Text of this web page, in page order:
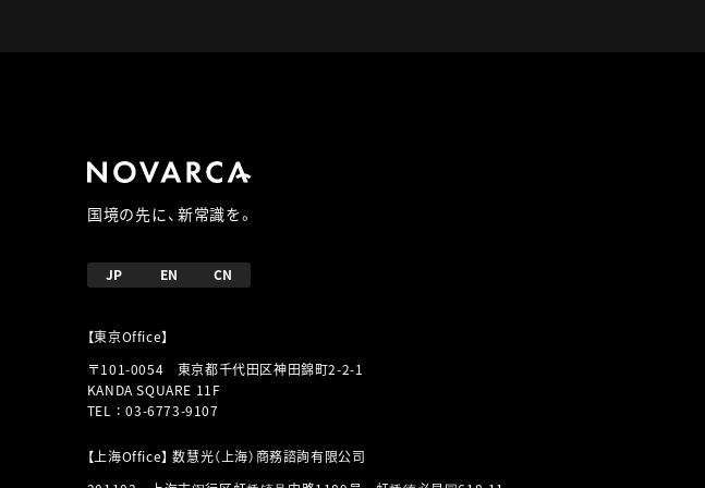
国境の先に、新常識を。
JP EN CN
【東京Office】
〒101-0054 東京都千代田区神田錦町2-2-1
KANDA SQUARE 11F
TEL ： 03-6773-9107
【上海Office】 数慧光（上海）商務諮詢有限公司